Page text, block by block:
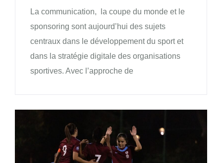
La communication, la coupe du monde et le
sponsoring sont aujourd’hui des sujets
centraux dans le développement du sport et
dans la stratégie digitale des organisations
sportives. Avec l’approche de